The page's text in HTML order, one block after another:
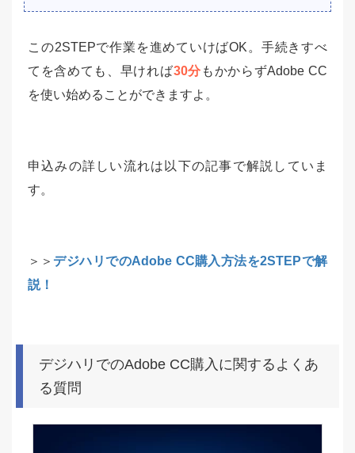
この2STEPで作業を進めていけばOK。手続きすべ
てを含めても、早ければ30分もかからずAdobe CC
を使い始めることができますよ。
申込みの詳しい流れは以下の記事で解説していま
す。
＞＞ デジハリでのAdobe CC購入方法を2STEPで解
説！
デジハリでのAdobe CC購入に関するよくあ
る質問